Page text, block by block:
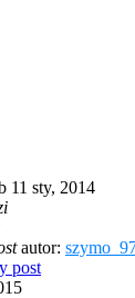
11 sty, 2014
autor:
post